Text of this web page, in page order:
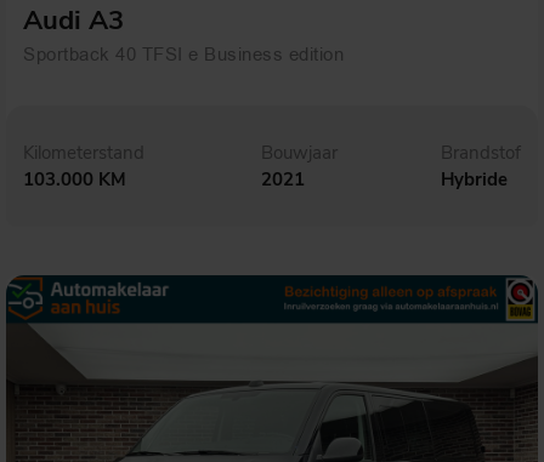
Audi A3
Sportback 40 TFSI e Business edition
Kilometerstand
103.000 KM
Bouwjaar
2021
Brandstof
Hybride